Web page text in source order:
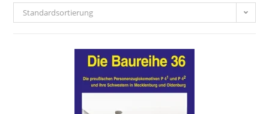
Fleischmann
Standardsortierung